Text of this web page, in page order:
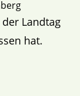
Landtag
hat.